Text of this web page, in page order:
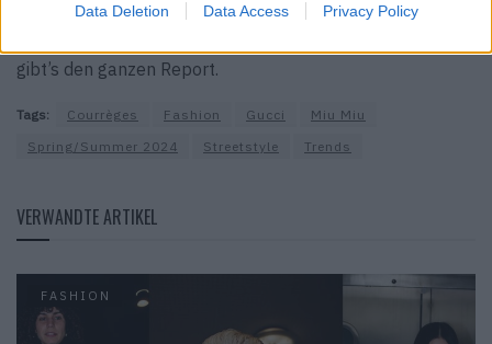
Data Deletion Data Access Privacy Policy
gibt’s den ganzen Report.
Tags: Courrèges Fashion Gucci
Miu Miu
Spring/Summer 2024
Streetstyle Trends
VERWANDTE ARTIKEL
FASHION